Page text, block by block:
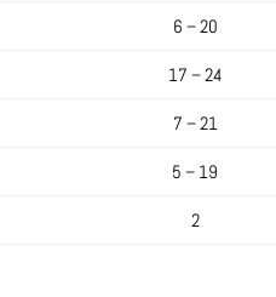
6 – 20
17 – 24
7 – 21
5 – 19
2